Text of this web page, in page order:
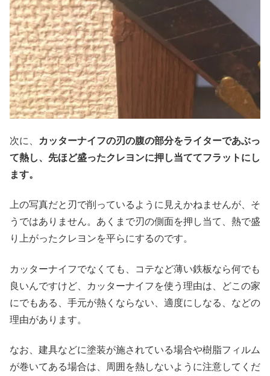
次に、
カッターナイフの刃の腹の部分をライターであぶっ
て熱し、先ほど盛ったクレヨンに押し当ててフラットにし
ます。
上の写真だと刃で削っているように見えかねませんが、そ
うではありません。あくまで刃の側面を押し当て、熱で盛
り上がったクレヨンを平らにするのです。
カッターナイフでなくても、コテなど薄い鉄板なら何でも
良いんですけど、カッターナイフを使う理由は、どこの家
にでもある、手元が熱くならない、適度にしなる、などの
理由があります。
なお、建具などに塗装が施されている場合や樹脂フィルム
が巻いてある場合は、周囲を熱しないように注意してくだ